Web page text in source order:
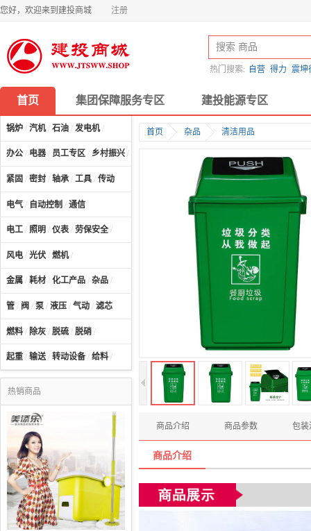
您好，欢迎来到建投商城 注册
热门搜索: 自营 得力 震坤
首页 集团保障服务专区 建投能源专区
锅炉 / 汽机/ 石油 / 发电机/
办公 / 电器 / 员工专区 / 乡村振兴 /
紧固 / 密封 / 轴承 / 工具 / 传动
电气 / 自动控制 / 通信
电工 / 照明 / 仪表 / 劳保安全 /
风电 / 光伏 / 燃机/
金属 / 耗材 / 化工产品 / 杂品 /
管 / 阀 / 泵 / 液压 / 气动 / 滤芯
燃料 / 除灰 / 脱硫 / 脱硝 /
起重 / 输送/ 转动设备 / 给料 /
热销商品
首页 杂品 清洁用品
商品介绍 商品参数 包装
商品介绍